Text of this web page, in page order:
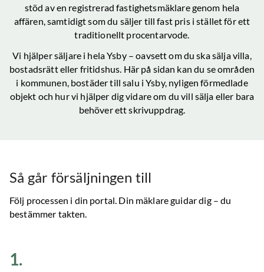
stöd av en registrerad fastighetsmäklare genom hela
affären, samtidigt som du säljer till fast pris i stället för ett
traditionellt procentarvode.
Vi hjälper säljare i helaYsby– oavsett om du ska sälja villa,
bostadsrätt eller fritidshus. Här på sidan kan du se områden
i kommunen, bostäder till salu i Ysby, nyligen förmedlade
objekt och hur vi hjälper dig vidare om du vill sälja eller bara
behöver ett skrivuppdrag.
Så går försäljningen till
Följ processen i din portal. Din mäklare guidar dig – du
bestämmer takten.
1.